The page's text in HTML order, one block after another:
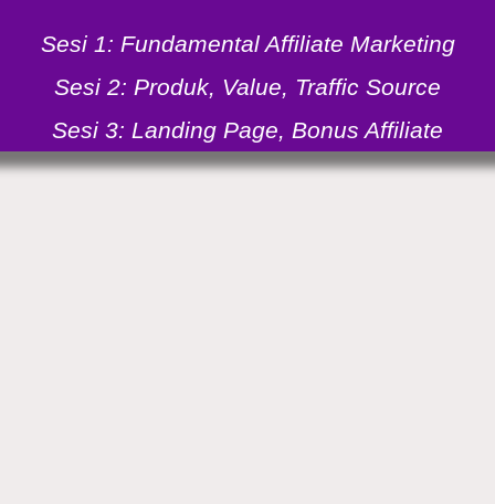
Sesi 1: Fundamental Affiliate Marketing
Sesi 2: Produk, Value, Traffic Source
Sesi 3: Landing Page, Bonus Affiliate